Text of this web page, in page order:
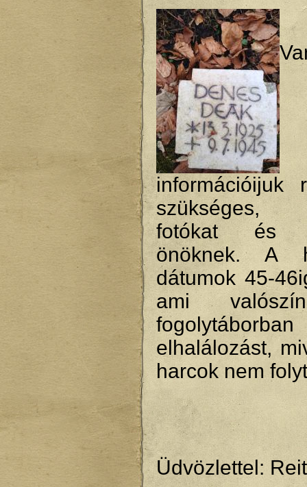
információijuk
szükséges,
fotókat és
önöknek. A
dátumok 45-
ami
elhalálozást,
harcok nem
Üdvözlettel: